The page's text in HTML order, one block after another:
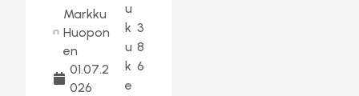
Markku
Huopon
en
01.07.2
026
u
k
u
k
e
3
8
6